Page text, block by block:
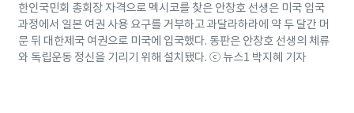
한인국민회 총회장 자격으로 멕시코를 찾은 안창호 선생은 미국 입국
과정에서 일본 여권 사용 요구를 거부하고 과달라하라에 약 두 달간 머
문 뒤 대한제국 여권으로 미국에 입국했다. 동판은 안창호 선생의 체류
와 독립운동 정신을 기리기 위해 설치됐다. ⓒ 뉴스1 박지혜 기자